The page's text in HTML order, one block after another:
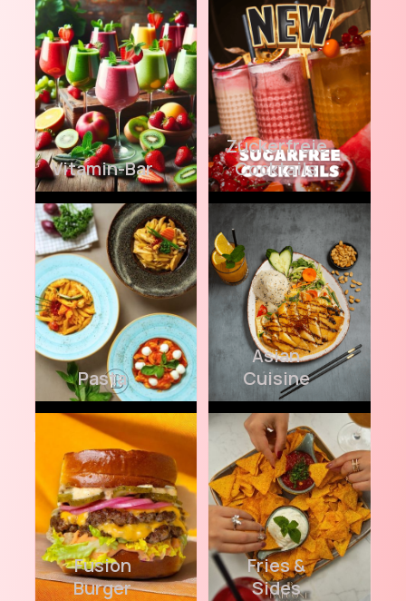
Vitamin-Bar
Zuckerfreie
Cocktails
Pasta
Asian
Cuisine
Fusion
Burger
Fries &
Sides